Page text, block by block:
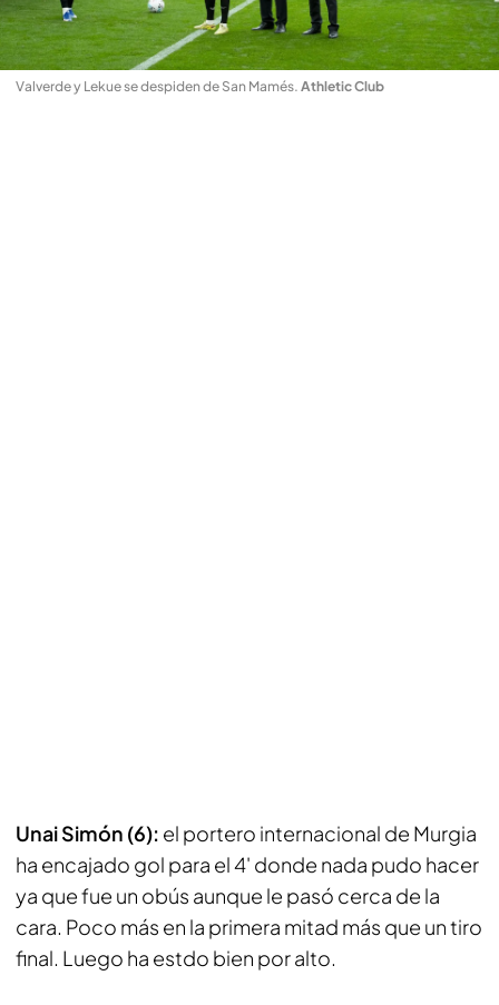
Valverde y Lekue se despiden de San Mamés. Athletic Club
Unai Simón (6): el portero internacional de Murgia
ha encajado gol para el 4' donde nada pudo hacer
ya que fue un obús aunque le pasó cerca de la
cara. Poco más en la primera mitad más que un tiro
final. Luego ha estdo bien por alto.